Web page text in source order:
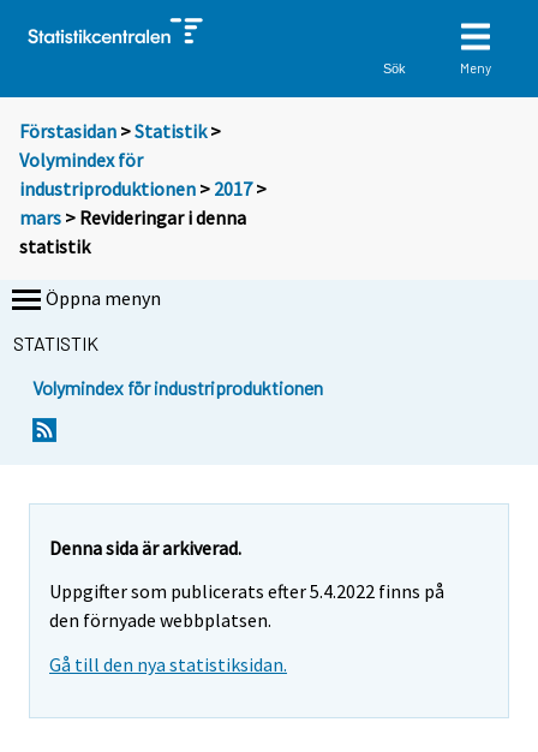
Sök Meny
Förstasidan >Statistik >
Volymindex för
industriproduktionen > 2017>
mars > Revideringar i denna
statistik
Öppna menyn
STATISTIK
Volymindex för industriproduktionen
Denna sida är arkiverad.
Uppgifter som publicerats efter 5.4.2022 finns på
den förnyade webbplatsen.
Gå till den nya statistiksidan.